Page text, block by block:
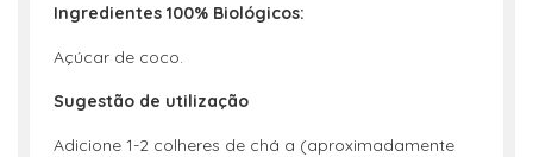
Ingredientes 100% Biológicos:
Açúcar de coco.
Sugestão de utilização
Adicione 1-2 colheres de chá a (aproximadamente